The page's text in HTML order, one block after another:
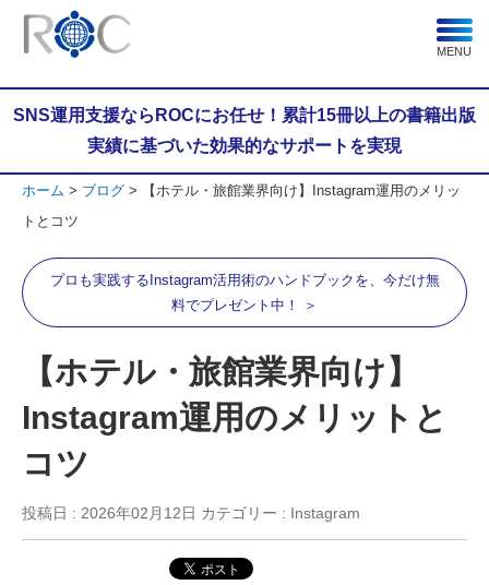
MENU
SNS運用支援ならROCにお任せ！累計15冊以上の書籍出版
実績に基づいた効果的なサポートを実現
ホーム ブログ
【ホテル・旅館業界向け】Instagram運用のメリッ
トとコツ
プロも実践するInstagram活用術のハンドブックを、今だけ無
料でプレゼント中！ ＞
【ホテル・旅館業界向け】
Instagram運用のメリットと
コツ
投稿日 : 2026年02月12日 カテゴリー : Instagram